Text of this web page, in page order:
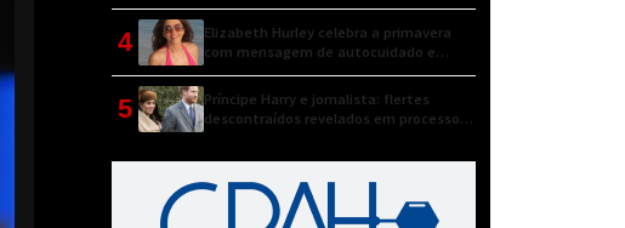
4
Elizabeth Hurley celebra a primavera
com mensagem de autocuidado e
conexão natural
5
Príncipe Harry e jornalista: flertes
descontraídos revelados em processo